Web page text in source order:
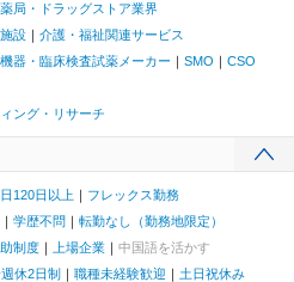
局・ドラッグストア業界
設
介護・福祉関連サービス
器・臨床検査試薬メーカー SMO
CSO
ング・リサーチ
120日以上
フレックス勤務
学歴不問
転勤なし（勤務地限定）
制度 上場企業
中国語を活かす
休2日制 職種未経験歓迎
土日祝休み